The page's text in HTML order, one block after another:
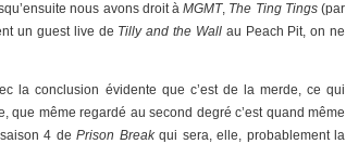
nous avons droit àMGMT, The Ting Tings(par
un guest live de Tilly and the Wallau Peach Pit, on ne
la conclusion évidente que c’est de la merde, ce qui
que même regardé au second degré c’est quand même
4 de Prison Breakqui sera, elle, probablement la